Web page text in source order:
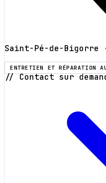
Saint-Pé-de-Bigorre
ENTRETIEN ET RÉPARATION
// Contact sur